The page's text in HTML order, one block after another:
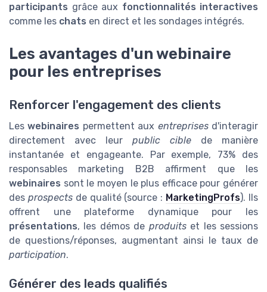
participants grâce aux fonctionnalités interactives
comme les chats en direct et les sondages intégrés.
Les avantages d'un webinaire
pour les entreprises
Renforcer l'engagement des clients
Leswebinaires permettent aux entreprisesd'interagir
directement avec leur public cible de manière
instantanée et engageante. Par exemple, 73% des
responsables marketing B2B affirment que les
webinaires sont le moyen le plus efficace pour générer
des prospectsde qualité (source : MarketingProfs). Ils
offrent une plateforme dynamique pour les
présentations, les démos de produitset les sessions
de questions/réponses, augmentant ainsi le taux de
participation.
Générer des leads qualifiés